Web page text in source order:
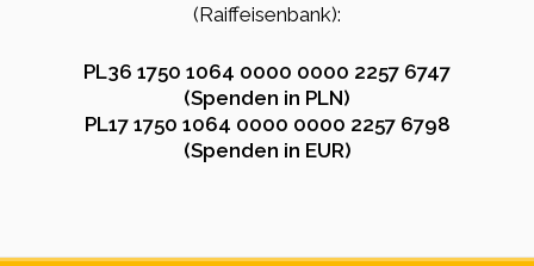
(Raiffeisenbank):
PL36 1750 1064 0000 0000 2257 6747
(Spenden in PLN)
PL17 1750 1064 0000 0000 2257 6798
(Spenden in EUR)